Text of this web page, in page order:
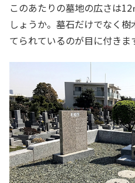
このあたりの墓地の広さは
しょうか。墓石だけでなく
てられているのが目に付きま